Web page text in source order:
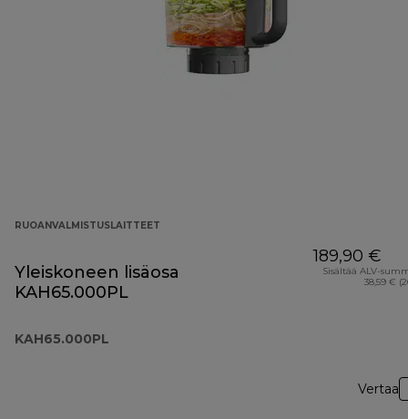
RUOANVALMISTUSLAITTEET
Yleiskoneen lisäosa
KAH65.000PL
KAH65.000PL
189,90 €
Sisältää ALV-
38,59 €
Vertaa